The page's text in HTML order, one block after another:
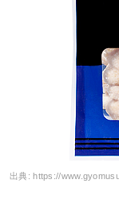
出典:https://